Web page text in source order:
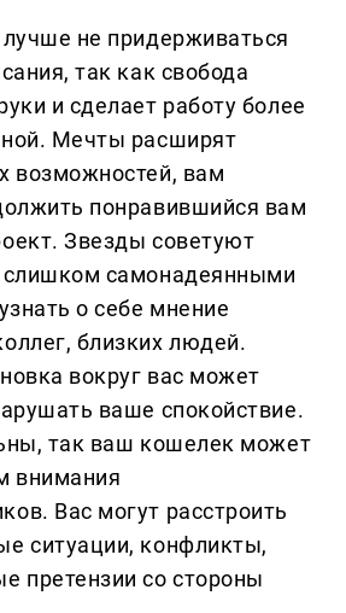
не придерживаться
так как свобода
и сделает работу более
Мечты расширят
возможностей, вам
понравившийся вам
Звезды советуют
самонадеянными
о себе мнение
близких людей.
вокруг вас может
ваше спокойствие.
так ваш кошелек может
внимания
Вас могут расстроить
ситуации, конфликты,
претензии со стороны